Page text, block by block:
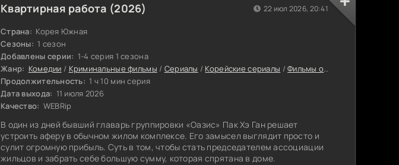
Квартирная работа (2026)
Страна: Корея Южная
Сезоны: 1 сезон
Добавлены серии: 1-4 серия 1 сезона
Жанр: Комедии / Криминальные фильмы / Сериалы / Корейские сериалы /Фильмы онлайн
Продолжительность: 1 ч 10 мин серия
Дата выхода: 11 июля 2026
Качество: WEBRip
В один из дней бывший главарь группировки «Оазис» Пак Хэ Ган решает
устроить аферу в обычном жилом комплексе. Его замысел выглядит просто и
сулит огромную прибыль. Суть в том, чтобы стать председателем ассоциации
жильцов и забрать себе большую сумму, которая спрятана в доме.
22 июл 2026, 20:41